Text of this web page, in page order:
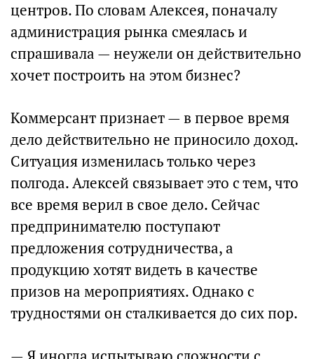
центров. По словам Алексея, поначалу
администрация рынка смеялась и
спрашивала — неужели он действительно
хочет построить на этом бизнес?
Коммерсант признает — в первое время
дело действительно не приносило доход.
Ситуация изменилась только через
полгода. Алексей связывает это с тем, что
все время верил в свое дело. Сейчас
предпринимателю поступают
предложения сотрудничества, а
продукцию хотят видеть в качестве
призов на мероприятиях. Однако с
трудностями он сталкивается до сих пор.